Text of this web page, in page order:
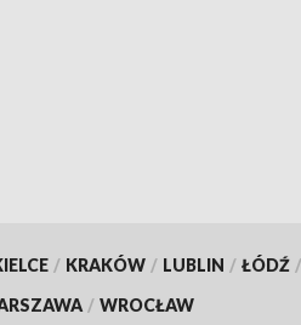
/ KRAKÓW / LUBLIN / ŁÓDŹ /
/ WROCŁAW